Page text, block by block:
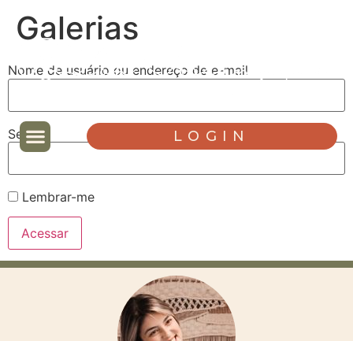
LOGIN
Galerias
Nome de usuário ou endereço de e-mail
Senha
Lembrar-me